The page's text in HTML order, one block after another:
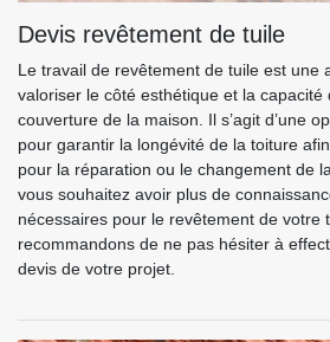
Devis revêtement de tuile
Le travail de revêtement de tuile est une
valoriser le côté esthétique et la capacité
couverture de la maison. Il s’agit d’une
pour garantir la longévité de la toiture
pour la réparation ou le changement de
vous souhaitez avoir plus de
nécessaires pour le revêtement de votre
recommandons de ne pas hésiter à
devis de votre projet.